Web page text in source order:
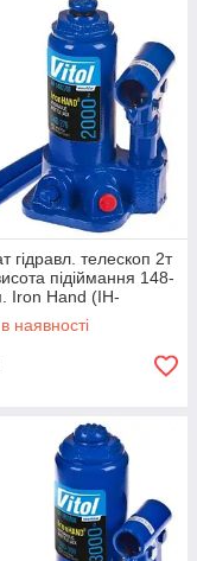
гідравл. телескоп 2т
підіймання 148-
Iron Hand (IH-
K) 2,3кг
наявності